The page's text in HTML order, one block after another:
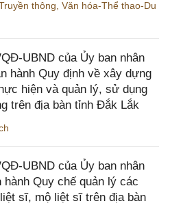
thông Văn hóa-Thể thao-Du
UBND của Ủy ban nhân
hành Quy định về xây dựng
hiện và quản lý, sử dụng
trên địa bàn tỉnh Đắk Lắk
UBND của Ủy ban nhân
hành Quy chế quản lý các
sĩ, mộ liệt sĩ trên địa bàn